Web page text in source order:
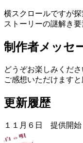
横スクロールですが探
ストーリーの謎解き要
制作者メッセ
どうぞお楽しみくださ
ご感想いただけますと
更新履歴
１１月６日 提供開始